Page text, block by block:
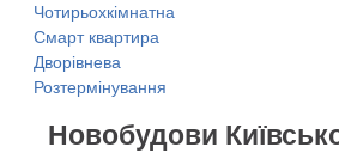
Чотирьохкімнатна
Смарт квартира
Дворівнева
Розтермінування
Новобудови